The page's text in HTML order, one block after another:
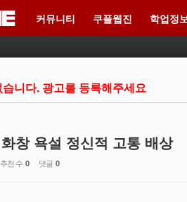
커뮤니티 쿠플웹진 학업정
니다. 광고를 등록해주세요
창 욕설 정신적 고통 배상
추천 수 0 댓글 0